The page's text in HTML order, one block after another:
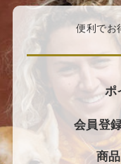
便利でお
ポ
会員登
商